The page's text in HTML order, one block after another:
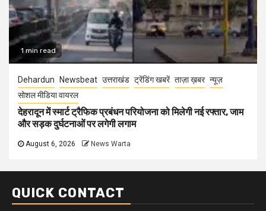
1 min read
Dehardun Newsbeat उत्तराखंड ट्रेंडिंग खबरें ताज़ा ख़बर न्यूज़
सोशल मीडिया वायरल
देहरादून में स्मार्ट ट्रैफिक प्रबंधन परियोजना को मिलेगी नई रफ्तार, जाम
और सड़क दुर्घटनाओं पर लगेगी लगाम
August 6, 2026 News Warta
QUICK CONTACT